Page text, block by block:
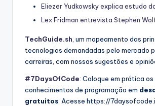
Eliezer Yudkowsky explica estudo
Lex Fridman entrevista Stephen
TechGuide.sh, um mapeamento das
tecnologias demandadas pelo mercado
carreiras, com nossas sugestões e
#7DaysOfCode: Coloque em prática os
conhecimentos de programação em
gratuitos. Acesse https://